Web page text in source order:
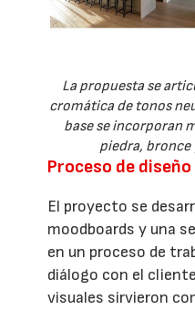
La propuesta se
cromática de tonos
base se incorporan
piedra, bronce
Proceso de
El proyecto se
moodboards y una
en un proceso de
diálogo con el
visuales sirvieron